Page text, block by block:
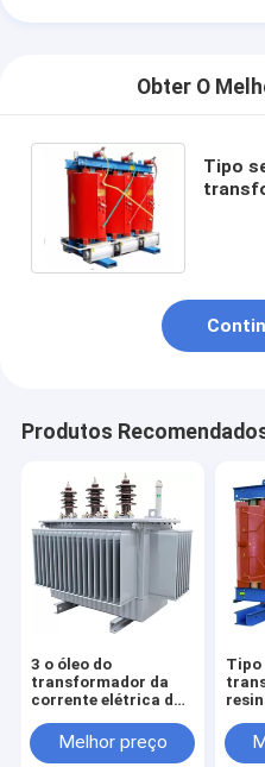
Obter O
Tipo
Produtos
3 o óleo do
transformador da
corrente elétrica da
tipo com estrutura
selada completa
Melhor preço
Tipo
de